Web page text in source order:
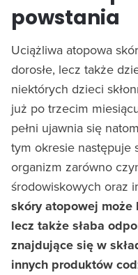
powstania
Uciążliwa atopowa
dorosłe, lecz także
niektórych dzieci
już po trzecim
pełni ujawnia się
tym okresie następuje
organizm zarówno
środowiskowych oraz
skóry atopowej
lecz także słaba
znajdujące się w
innych produktów